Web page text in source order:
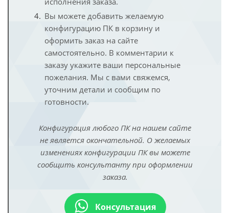
Вы можете добавить желаемую
конфигурацию ПК в корзину и
оформить заказ на сайте
самостоятельно. В комментарии к
заказу укажите ваши персональные
пожелания. Мы с вами свяжемся,
уточним детали и сообщим по
готовности.
Конфигурация любого ПК на нашем сайте
не является окончательной. О желаемых
изменениях конфигурации ПК вы можете
сообщить консультанту при оформлении
заказа.
Консультация